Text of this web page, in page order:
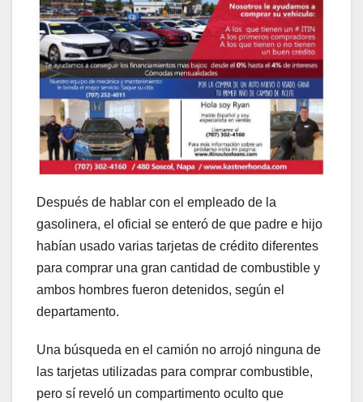
Después de hablar con el empleado de la
gasolinera, el oficial se enteró de que padre e hijo
habían usado varias tarjetas de crédito diferentes
para comprar una gran cantidad de combustible y
ambos hombres fueron detenidos, según el
departamento.
Una búsqueda en el camión no arrojó ninguna de
las tarjetas utilizadas para comprar combustible,
pero sí reveló un compartimento oculto que